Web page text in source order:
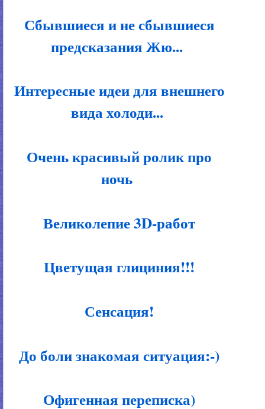
Сбывшиеся и не сбывшиеся
предсказания Жю...
Интересные идеи для внешнего
вида холоди...
Очень красивый ролик про
ночь
Великолепие 3D-работ
Цветущая глициния!!!
Сенсация!
До боли знакомая ситуация:-)
Офигенная переписка)